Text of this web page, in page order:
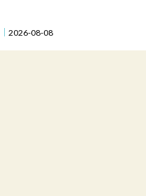
2026-08-08